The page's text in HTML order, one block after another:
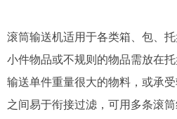
滚筒输送机适用于各类箱、包、托
小件物品或不规则的物品需放在
输送单件重量很大的物料，或承
之间易于衔接过滤，可用多条滚